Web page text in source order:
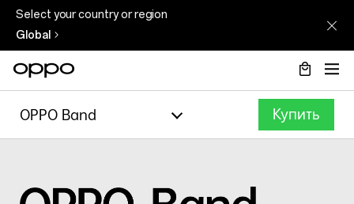
Select your country or region
Global
OPPO Band Купить